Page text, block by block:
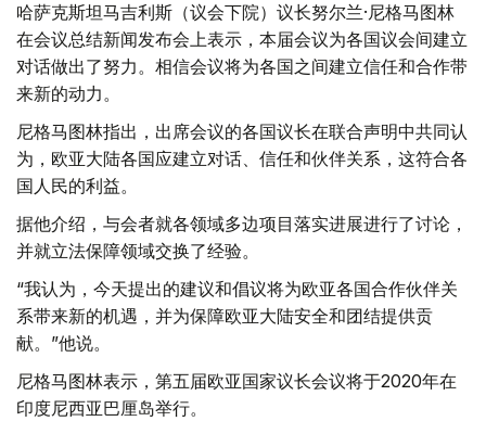
哈萨克斯坦马吉利斯（议会下院）议长努尔兰·尼格马图林
在会议总结新闻发布会上表示，本届会议为各国议会间建立
对话做出了努力。相信会议将为各国之间建立信任和合作带
来新的动力。
尼格马图林指出，出席会议的各国议长在联合声明中共同认
为，欧亚大陆各国应建立对话、信任和伙伴关系，这符合各
国人民的利益。
据他介绍，与会者就各领域多边项目落实进展进行了讨论，
并就立法保障领域交换了经验。
“我认为，今天提出的建议和倡议将为欧亚各国合作伙伴关
系带来新的机遇，并为保障欧亚大陆安全和团结提供贡
献。”他说。
尼格马图林表示，第五届欧亚国家议长会议将于2020年在
印度尼西亚巴厘岛举行。